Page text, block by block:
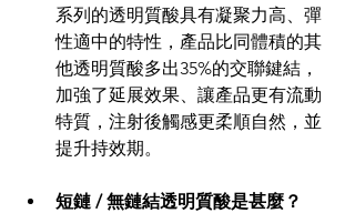
系列的透明質酸具有凝聚力高、彈
性適中的特性，產品比同體積的其
他透明質酸多出35%的交聯鍵結，
加強了延展效果、讓產品更有流動
特質，注射後觸感更柔順自然，並
提升持效期。
短鏈 / 無鏈結透明質酸是甚麼？